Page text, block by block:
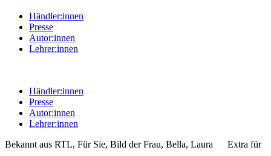
Händler:innen
Presse
Autor:innen
Lehrer:innen
Händler:innen
Presse
Autor:innen
Lehrer:innen
Bekannt aus RTL, Für Sie, Bild der Frau, Bella, Laura Extra für